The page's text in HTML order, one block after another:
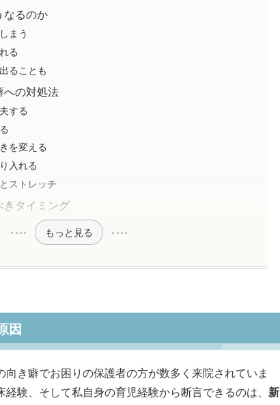
なるのか
まう
る
ることも
への対処法
する
を変える
入れる
ストレッチ
きタイミング
もっと見る
因
き癖でお困りの保護者の方が数多く来院されていま
験、そして私自身の育児経験から断言できるのは、 新